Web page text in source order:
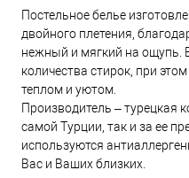
Постельное белье
двойного плетения,
нежный и мягкий на ощупь.
количества стирок, при
теплом и уютом.
Производитель – турецкая
самой Турции, так и за ее
используются
Вас и Ваших близких.